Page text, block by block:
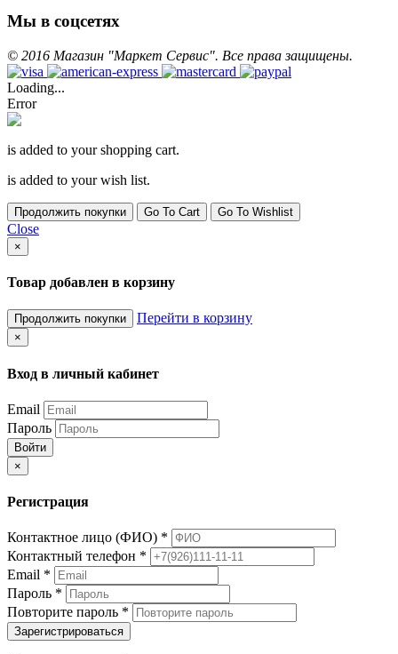
Мы в соцсетях
© 2016 Магазин "Маркет Сервис". Все права защищены.
Loading...
Error
is added to your shopping cart.
is added to your wish list.
Продолжить покупки Go To Cart Go To Wishlist
Close
×
Товар добавлен в корзину
Продолжить покупки Перейти в корзину
×
Вход в личный кабинет
Email
Пароль
Войти
×
Регистрация
Контактное лицо (ФИО) *
Контактный телефон *
Email *
Пароль *
Повторите пароль *
Зарегистрироваться